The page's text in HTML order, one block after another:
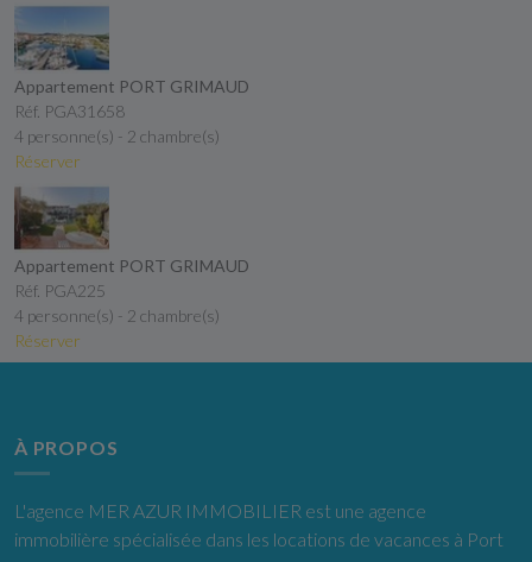
Appartement PORT GRIMAUD
Réf. PGA31658
4 personne(s) - 2 chambre(s)
Réserver
Appartement PORT GRIMAUD
Réf. PGA225
4 personne(s) - 2 chambre(s)
Réserver
À PROPOS
L'agence MER AZUR IMMOBILIER est une agence
immobilière spécialisée dans les locations de vacances à Port